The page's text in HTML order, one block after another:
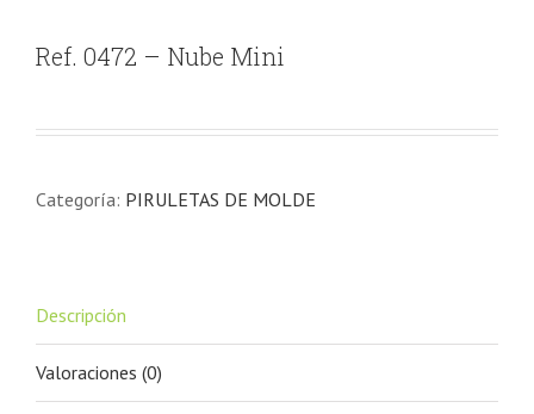
Ref. 0472 – Nube Mini
Categoría: PIRULETAS DE MOLDE
Descripción
Valoraciones (0)